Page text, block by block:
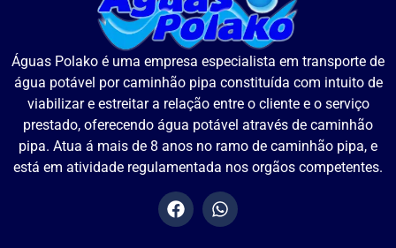
Águas Polako é uma empresa especialista em transporte de
água potável por caminhão pipa constituída com intuito de
viabilizar e estreitar a relação entre o cliente e o serviço
prestado, oferecendo água potável através de caminhão
pipa. Atua á mais de 8 anos no ramo de caminhão pipa, e
está em atividade regulamentada nos orgãos competentes.